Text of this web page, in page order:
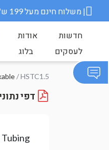
משלוח חינם מעל 199 ש״ח והזמנה בתיאום מראש ||| מס' ספק משרד הבטחון 11006845 |
אודות
חדשות
בלוג
לעסקים
/ HSTC1.5
Tubing